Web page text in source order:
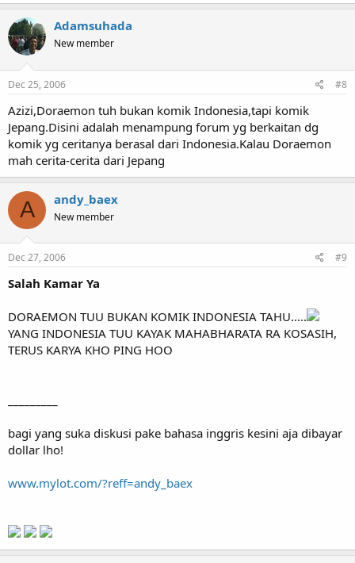
Adamsuhada
New member
Dec 25, 2006 #8
Azizi,Doraemon tuh bukan komik Indonesia,tapi komik
Jepang.Disini adalah menampung forum yg berkaitan dg
komik yg ceritanya berasal dari Indonesia.Kalau Doraemon
mah cerita-cerita dari Jepang
A andy_baex
New member
Dec 27, 2006 #9
Salah Kamar Ya
DORAEMON TUU BUKAN KOMIK INDONESIA TAHU.....
YANG INDONESIA TUU KAYAK MAHABHARATA RA KOSASIH,
TERUS KARYA KHO PING HOO
bagi yang suka diskusi pake bahasa inggris kesini aja dibayar
dollar lho!
www.mylot.com/?reff=andy_baex